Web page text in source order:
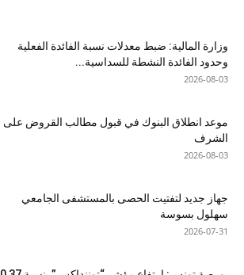
وزارة المالية: ضبط معدلات نسبة الفائدة الفعلية
وحدود الفائدة النشطة للسداسية...
2026-08-03
موعد انطلاق البنوك في قبول مطالب القروض على
الشرف
2026-08-03
جهاز جديد لتفتيت الحصى بالمستشفى الجامعي
سهلول بسوسة
2026-07-31